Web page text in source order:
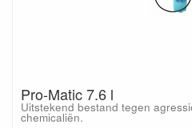
Pro-Matic 7.6 l
Uitstekend bestand tegen
chemicaliën.